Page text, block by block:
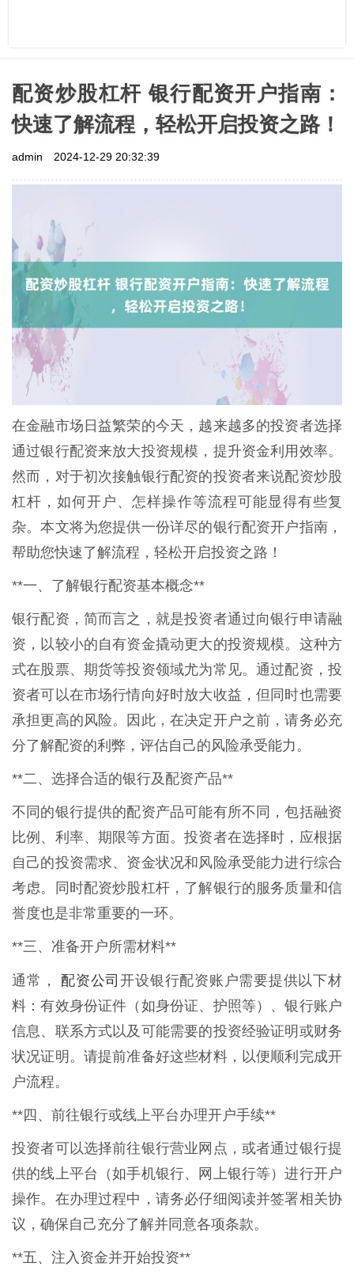
配资炒股杠杆 银行配资开户指南：
快速了解流程，轻松开启投资之路！
admin 2024-12-29 20:32:39
在金融市场日益繁荣的今天，越来越多的投资者选择
通过银行配资来放大投资规模，提升资金利用效率。
然而，对于初次接触银行配资的投资者来说配资炒股
杠杆，如何开户、怎样操作等流程可能显得有些复
杂。本文将为您提供一份详尽的银行配资开户指南，
帮助您快速了解流程，轻松开启投资之路！
**一、了解银行配资基本概念**
银行配资，简而言之，就是投资者通过向银行申请融
资，以较小的自有资金撬动更大的投资规模。这种方
式在股票、期货等投资领域尤为常见。通过配资，投
资者可以在市场行情向好时放大收益，但同时也需要
承担更高的风险。因此，在决定开户之前，请务必充
分了解配资的利弊，评估自己的风险承受能力。
**二、选择合适的银行及配资产品**
不同的银行提供的配资产品可能有所不同，包括融资
比例、利率、期限等方面。投资者在选择时，应根据
自己的投资需求、资金状况和风险承受能力进行综合
考虑。同时配资炒股杠杆，了解银行的服务质量和信
誉度也是非常重要的一环。
**三、准备开户所需材料**
通常， 配资公司开设银行配资账户需要提供以下材
料：有效身份证件（如身份证、护照等）、银行账户
信息、联系方式以及可能需要的投资经验证明或财务
状况证明。请提前准备好这些材料，以便顺利完成开
户流程。
**四、前往银行或线上平台办理开户手续**
投资者可以选择前往银行营业网点，或者通过银行提
供的线上平台（如手机银行、网上银行等）进行开户
操作。在办理过程中，请务必仔细阅读并签署相关协
议，确保自己充分了解并同意各项条款。
**五、注入资金并开始投资**